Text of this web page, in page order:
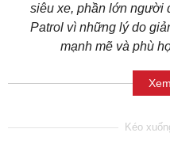
siêu xe, phần lớn người
Patrol vì những lý do
mạnh mẽ và phù